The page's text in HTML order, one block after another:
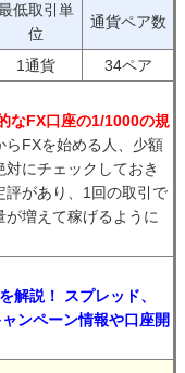
低取引単
位
通貨ペア数
1通貨
34ペア
なFX口座の1/1000の規
らFXを始める人、少額
にチェックしておき
評があり、1回の取引で
増えて稼げるように
解説！ スプレッド、
ンペーン情報や口座開